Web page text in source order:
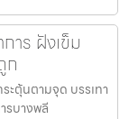
าร ฝังเข็ม
ก
ะตุ้นตามจุด บรรเทา
รบางพลี